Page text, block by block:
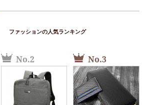
ファッションの人気ランキング
No.2 No.3